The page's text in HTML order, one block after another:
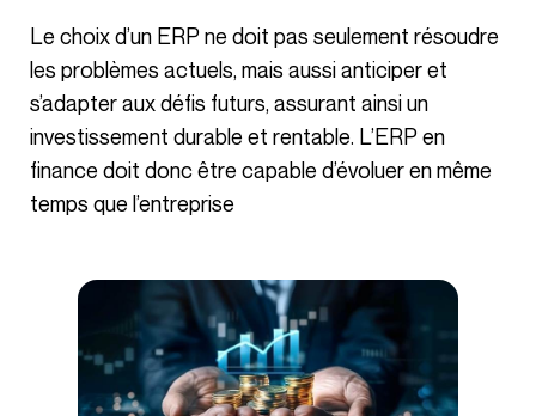
Le choix d’un ERP ne doit pas seulement résoudre
les problèmes actuels, mais aussi anticiper et
s’adapter aux défis futurs, assurant ainsi un
investissement durable et rentable. L’ERP en
finance doit donc être capable d’évoluer en même
temps que l’entreprise